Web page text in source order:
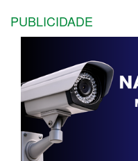
PUBLICIDADE